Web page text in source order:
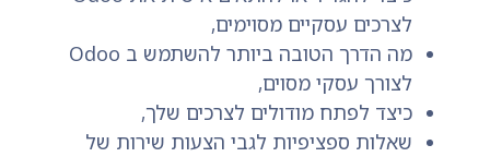
לצרכים עסקיים מסוימים,
מה הדרך הטובה ביותר להשתמש ב Odoo
לצורך עסקי מסוים,
כיצד לפתח מודולים לצרכים שלך,
שאלות ספציפיות לגבי הצעות שירות של